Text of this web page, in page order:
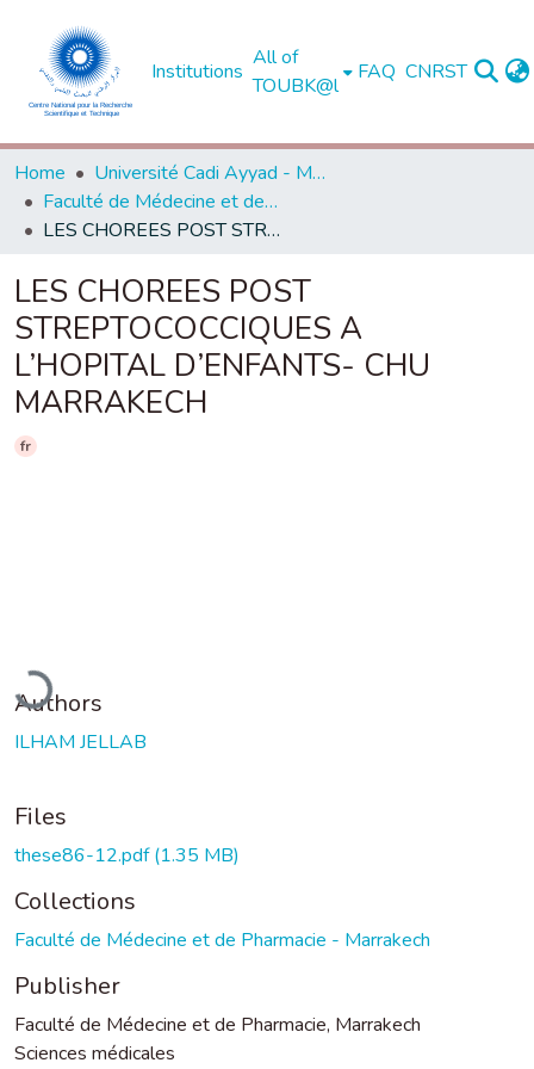
Institutions
All of
TOUBK@l
FAQ CNRST
Home
Université Cadi Ayyad - Marrakech
Faculté de Médecine et de Pharmacie - Marrakech
LES CHOREES POST STREPTOCOCCIQUES A L’HOPITAL D’ENFANTS- CHU MARRAKECH
LES CHOREES POST
STREPTOCOCCIQUES A
L’HOPITAL D’ENFANTS- CHU
MARRAKECH
fr
Authors
ILHAM JELLAB
Files
these86-12.pdf(1.35 MB)
Collections
Faculté de Médecine et de Pharmacie - Marrakech
Publisher
Faculté de Médecine et de Pharmacie, Marrakech
Sciences médicales